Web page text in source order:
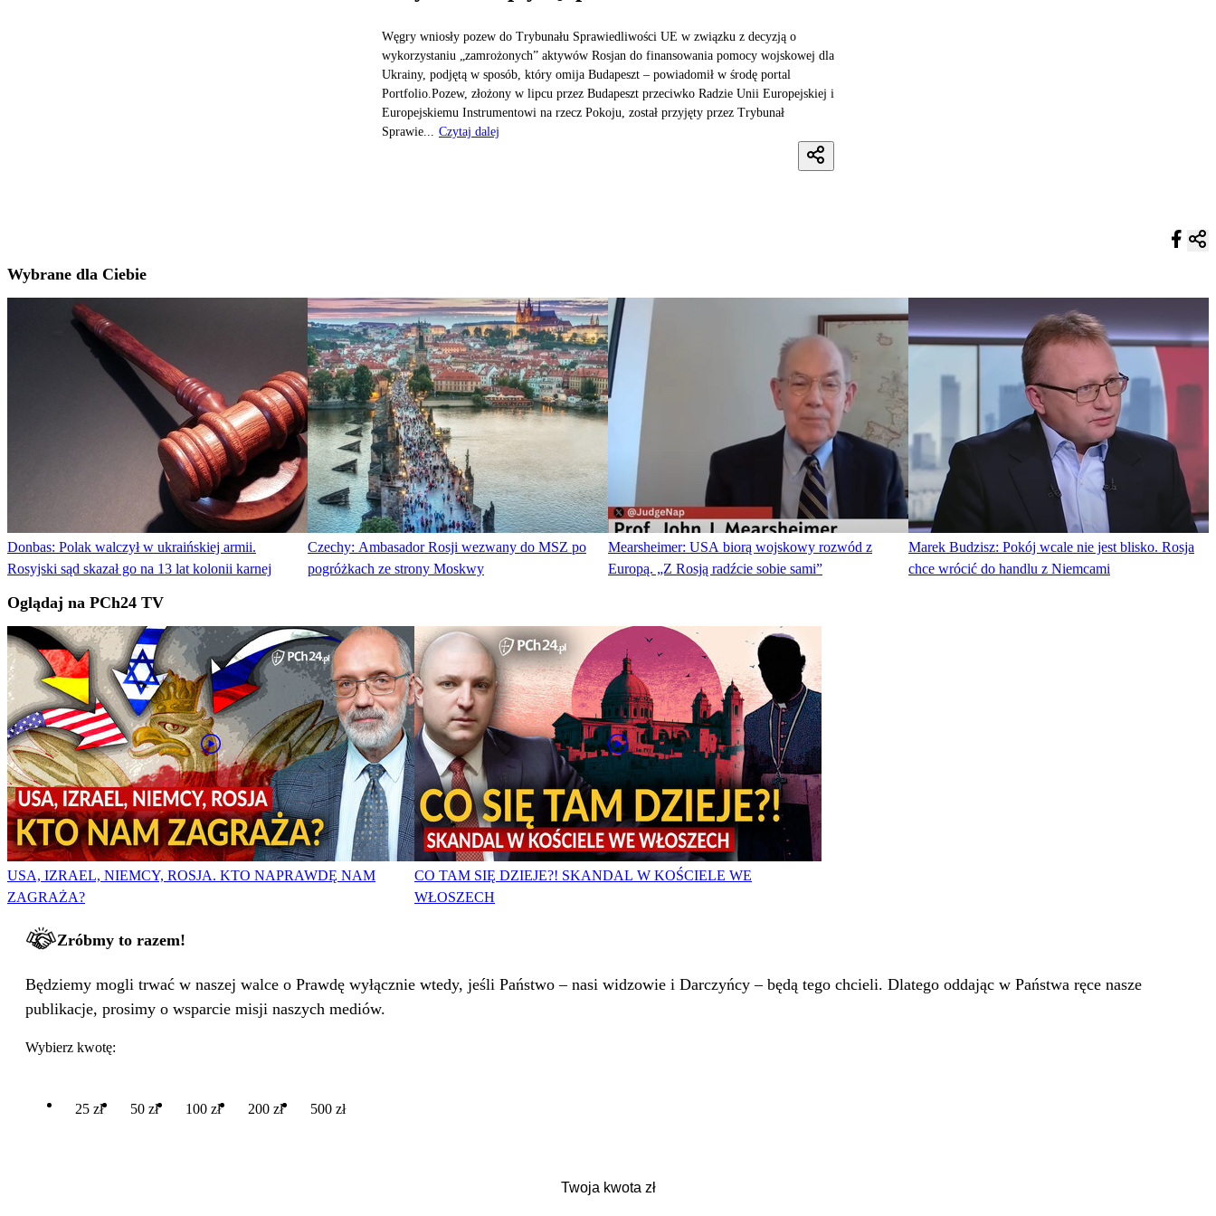
Węgry wniosły pozew do Trybunału Sprawiedliwości UE w związku z decyzją o
wykorzystaniu „zamrożonych” aktywów Rosjan do finansowania pomocy wojskowej dla
Ukrainy, podjętą w sposób, który omija Budapeszt – powiadomił w środę portal
Portfolio.Pozew, złożony w lipcu przez Budapeszt przeciwko Radzie Unii Europejskiej i
Europejskiemu Instrumentowi na rzecz Pokoju, został przyjęty przez Trybunał
Sprawie...
Czytaj dalej
Wybrane dla Ciebie
Donbas: Polak walczył w ukraińskiej armii.
Rosyjski sąd skazał go na 13 lat kolonii karnej
Czechy: Ambasador Rosji wezwany do MSZ po
pogróżkach ze strony Moskwy
Mearsheimer: USA biorą wojskowy rozwód z
Europą. „Z Rosją radźcie sobie sami”
Marek Budzisz: Pokój wcale nie jest blisko. Rosja
chce wrócić do handlu z Niemcami
Oglądaj na PCh24 TV
USA, IZRAEL, NIEMCY, ROSJA. KTO NAPRAWDĘ NAM
ZAGRAŻA?
CO TAM SIĘ DZIEJE?! SKANDAL W KOŚCIELE WE
WŁOSZECH
Zróbmy to razem!
Będziemy mogli trwać w naszej walce o Prawdę wyłącznie wtedy, jeśli Państwo – nasi widzowie i Darczyńcy – będą tego chcieli. Dlatego oddając w Państwa ręce nasze
publikacje, prosimy o wsparcie misji naszych mediów.
Wybierz kwotę:
25 zł 50 zł 100 zł 200 zł 500 zł